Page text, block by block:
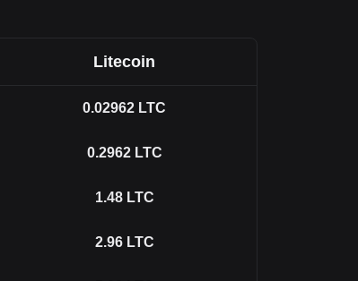
Litecoin
0.02962 LTC
0.2962 LTC
1.48 LTC
2.96 LTC